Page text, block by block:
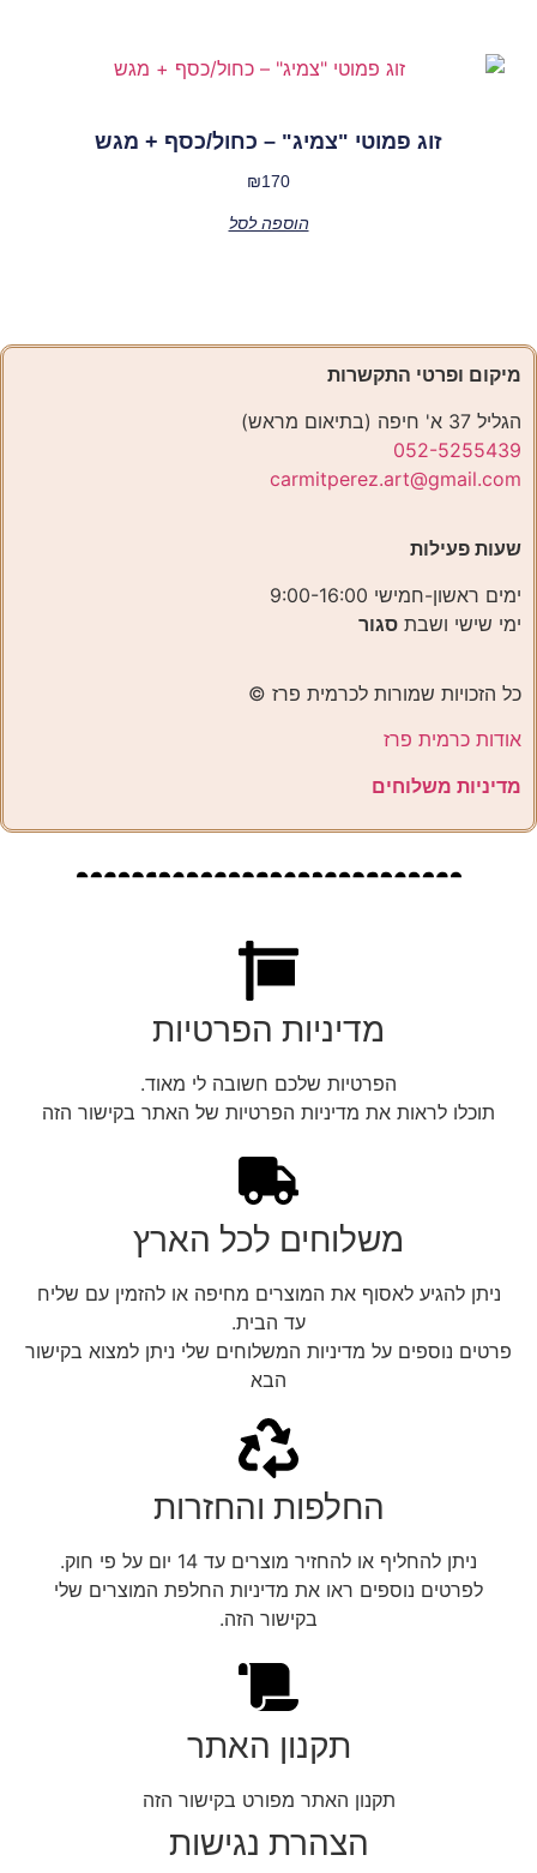
זוג פמוטי "צמיג" – כחול/כסף + מגש
₪170
הוספה לסל
מיקום ופרטי התקשרות
הגליל 37 א' חיפה (בתיאום מראש)
052-5255439
carmitperez.art@gmail.com
שעות פעילות
ימים ראשון-חמישי 9:00-16:00
ימי שישי ושבת סגור
כל הזכויות שמורות לכרמית פרז ©️
אודות כרמית פרז
מדיניות משלוחים
מדיניות הפרטיות
הפרטיות שלכם חשובה לי מאוד.
תוכלו לראות את מדיניות הפרטיות של האתר בקישור הזה
משלוחים לכל הארץ
ניתן להגיע לאסוף את המוצרים מחיפה או להזמין עם שליח
עד הבית.
פרטים נוספים על מדיניות המשלוחים שלי ניתן למצוא בקישור
הבא
החלפות והחזרות
ניתן להחליף או להחזיר מוצרים עד 14 יום על פי חוק.
לפרטים נוספים ראו את מדיניות החלפת המוצרים שלי
בקישור הזה.
תקנון האתר
תקנון האתר מפורט בקישור הזה
הצהרת נגישות